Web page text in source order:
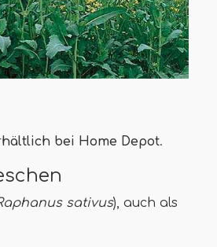
bei Home Depot.
sativus), auch als